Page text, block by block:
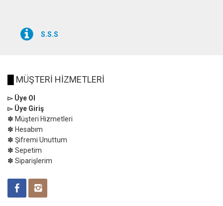
S.S.S
MÜŞTERİ HİZMETLERİ
▻ Üye Ol
▻ Üye Giriş
✽ Müşteri Hizmetleri
✽ Hesabım
✽ Şifremi Unuttum
✽ Sepetim
✽ Siparişlerim